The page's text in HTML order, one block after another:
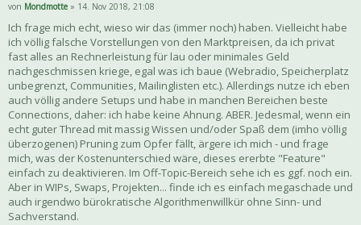
von Mondmotte » 14. Nov 2018, 21:08
Ich frage mich echt, wieso wir das (immer noch) haben. Vielleicht habe
ich völlig falsche Vorstellungen von den Marktpreisen, da ich privat
fast alles an Rechnerleistung für lau oder minimales Geld
nachgeschmissen kriege, egal was ich baue (Webradio, Speicherplatz
unbegrenzt, Communities, Mailinglisten etc.). Allerdings nutze ich eben
auch völlig andere Setups und habe in manchen Bereichen beste
Connections, daher: ich habe keine Ahnung. ABER. Jedesmal, wenn ein
echt guter Thread mit massig Wissen und/oder Spaß dem (imho völlig
überzogenen) Pruning zum Opfer fällt, ärgere ich mich - und frage
mich, was der Kostenunterschied wäre, dieses ererbte "Feature"
einfach zu deaktivieren. Im Off-Topic-Bereich sehe ich es ggf. noch ein.
Aber in WIPs, Swaps, Projekten... finde ich es einfach megaschade und
auch irgendwo bürokratische Algorithmenwillkür ohne Sinn- und
Sachverstand.